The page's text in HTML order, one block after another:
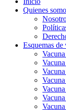
Quienes
Esquemas de